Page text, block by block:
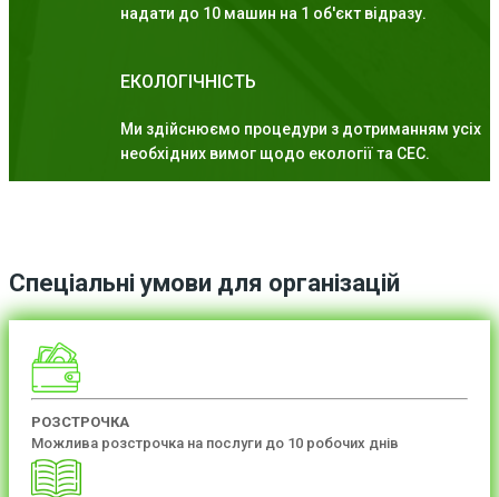
надати до 10 машин на 1 об'єкт відразу.
ЕКОЛОГІЧНІСТЬ
Ми здійснюємо процедури з дотриманням усіх
необхідних вимог щодо екології та СЕС.
Спеціальні умови для організацій
РОЗСТРОЧКА
Можлива розстрочка на послуги до 10 робочих днів